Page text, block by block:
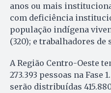
anos ou mais
com deficiência
população indígena
(320); e trabalhadores de
A Região Centro-Oeste
273.393 pessoas na Fase
serão distribuídas